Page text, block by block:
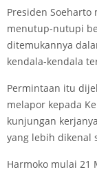
Presiden
menutup-nutupi
ditemukannya
kendala-kendala
Permintaan itu
melapor kepada
kunjungan
yang lebih dikenal
Harmoko mulai 21